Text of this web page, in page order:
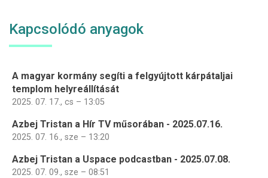
Kapcsolódó anyagok
A magyar kormány segíti a felgyújtott kárpátaljai
templom helyreállítását
2025. 07. 17., cs – 13:05
Azbej Tristan a Hír TV műsorában - 2025.07.16.
2025. 07. 16., sze – 13:20
Azbej Tristan a Uspace podcastban - 2025.07.08.
2025. 07. 09., sze – 08:51